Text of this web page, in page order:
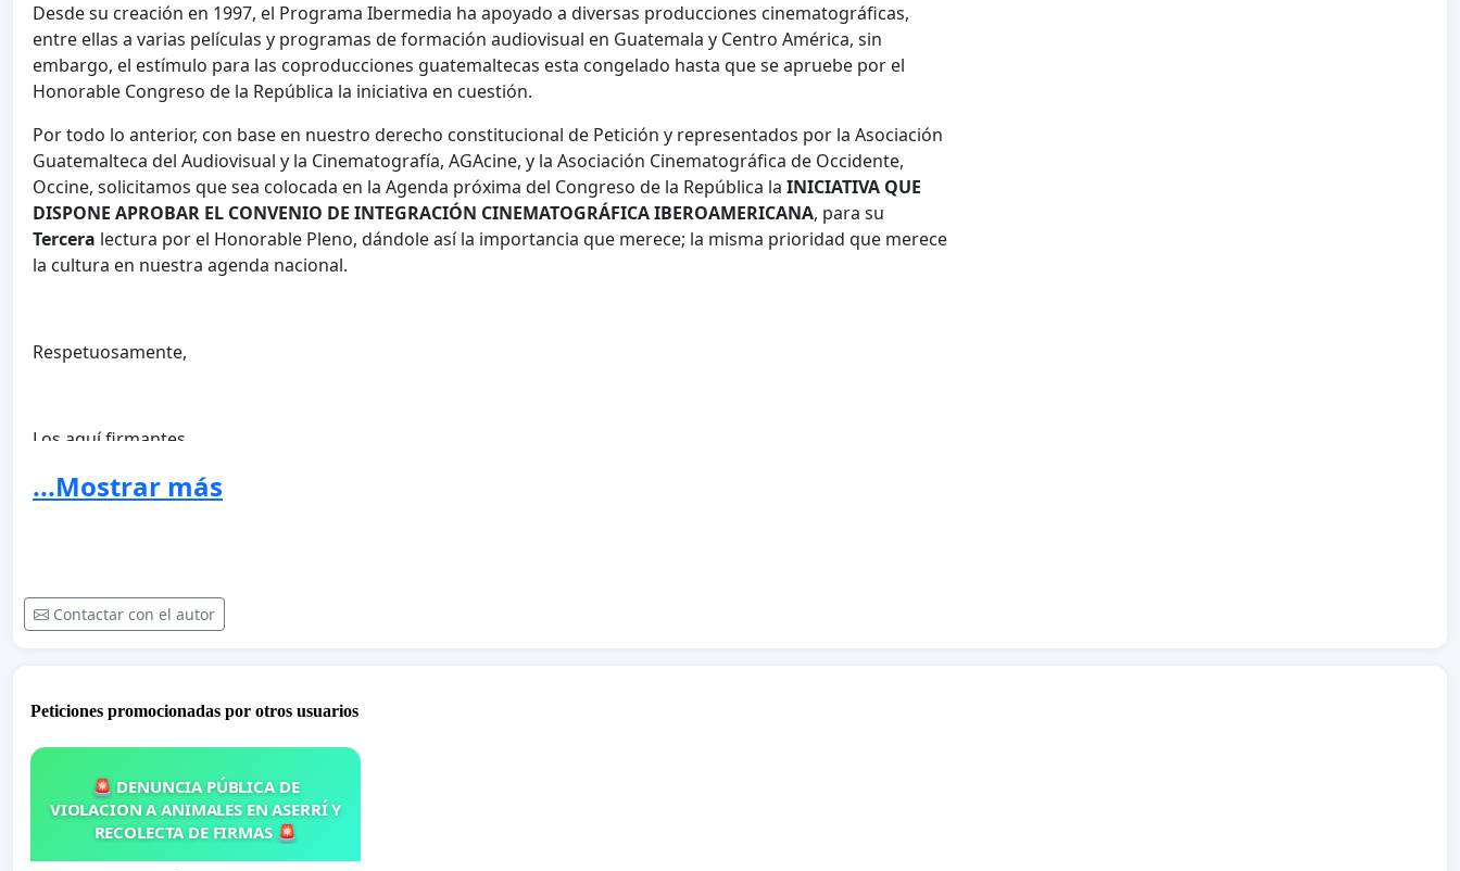
Desde su creación en 1997, el Programa Ibermedia ha apoyado a diversas producciones cinematográficas,
entre ellas a varias películas y programas de formación audiovisual en Guatemala y Centro América, sin
embargo, el estímulo para las coproducciones guatemaltecas esta congelado hasta que se apruebe por el
Honorable Congreso de la República la iniciativa en cuestión.
Por todo lo anterior, con base en nuestro derecho constitucional de Petición y representados por la Asociación
Guatemalteca del Audiovisual y la Cinematografía, AGAcine, y la Asociación Cinematográfica de Occidente,
Occine, solicitamos que sea colocada en la Agenda próxima del Congreso de la República la INICIATIVA QUE
DISPONE APROBAR EL CONVENIO DE INTEGRACIÓN CINEMATOGRÁFICA IBEROAMERICANA, para su
Tercera lectura por el Honorable Pleno, dándole así la importancia que merece; la misma prioridad que merece
la cultura en nuestra agenda nacional.
Respetuosamente,
Los aquí firmantes
...Mostrar más
Contactar con el autor
Peticiones promocionadas por otros usuarios
🚨 DENUNCIA PÚBLICA DE
VIOLACION A ANIMALES EN ASERRÍ Y
RECOLECTA DE FIRMAS 🚨